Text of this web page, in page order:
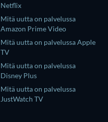
Netflix
Mitä uutta on palvelussa
Amazon Prime Video
Mitä uutta on palvelussa Apple
TV
Mitä uutta on palvelussa
Disney Plus
Mitä uutta on palvelussa
JustWatch TV